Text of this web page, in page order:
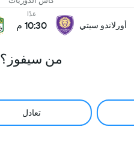
أورلاندو سيتي
غدًا
10:30 م
من سيفوز؟
تعادل